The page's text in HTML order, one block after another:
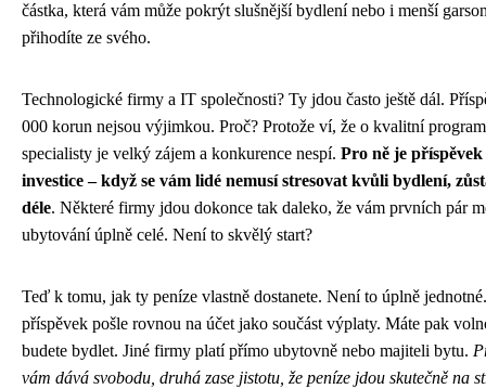
částka, která vám může pokrýt slušnější bydlení nebo i menší
přihodíte ze svého.
Technologické firmy a IT společnosti? Ty jdou často ještě dál.
000 korun nejsou výjimkou. Proč? Protože ví, že o kvalitní
specialisty je velký zájem a konkurence nespí. Pro ně je
investice – když se vám lidé nemusí stresovat kvůli bydlení,
déle. Některé firmy jdou dokonce tak daleko, že vám prvních pár
ubytování úplně celé. Není to skvělý start?
Teď k tomu, jak ty peníze vlastně dostanete. Není to úplně
příspěvek pošle rovnou na účet jako součást výplaty. Máte pak
budete bydlet. Jiné firmy platí přímo ubytovně nebo majiteli bytu.
vám dává svobodu, druhá zase jistotu, že peníze jdou skutečně na